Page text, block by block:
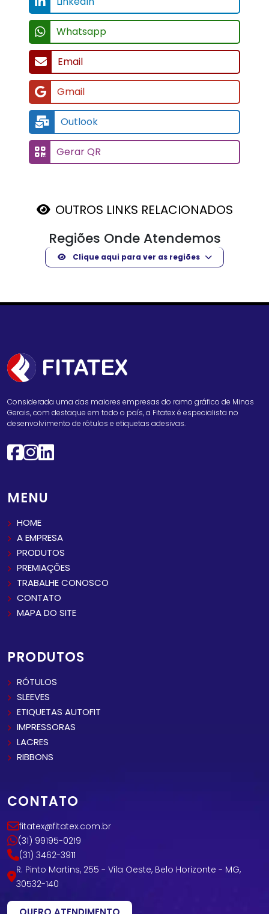
Whatsapp
Email
Gmail
Outlook
Gerar QR
OUTROS LINKS RELACIONADOS
Regiões Onde Atendemos
Clique aqui para ver as regiões
Considerada uma das maiores empresas do ramo gráfico de Minas
Gerais, com destaque em todo o país, a Fitatex é especialista no
desenvolvimento de rótulos e etiquetas adesivas.
MENU
HOME
A EMPRESA
PRODUTOS
PREMIAÇÕES
TRABALHE CONOSCO
CONTATO
MAPA DO SITE
PRODUTOS
RÓTULOS
SLEEVES
ETIQUETAS AUTOFIT
IMPRESSORAS
LACRES
RIBBONS
CONTATO
fitatex@fitatex.com.br
(31) 99195-0219
(31) 3462-3911
R. Pinto Martins, 255 - Vila Oeste, Belo Horizonte - MG,
30532-140